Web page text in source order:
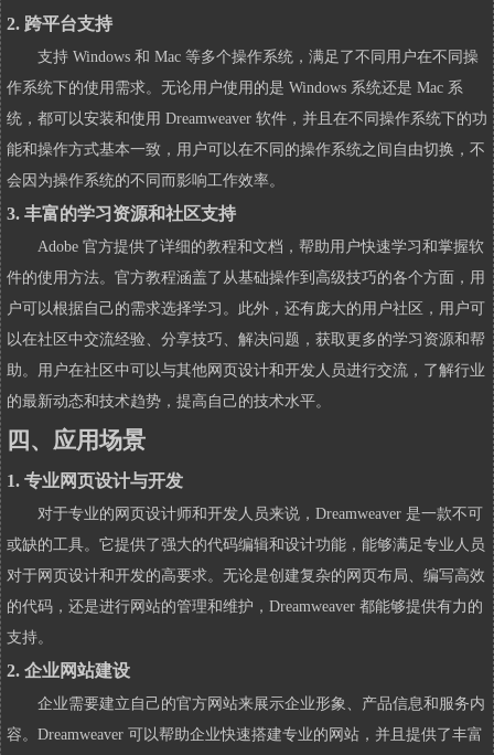
2. 跨平台支持
支持 Windows 和 Mac 等多个操作系统，满足了不同用户在不同操
作系统下的使用需求。无论用户使用的是 Windows 系统还是 Mac 系
统，都可以安装和使用 Dreamweaver 软件，并且在不同操作系统下的功
能和操作方式基本一致，用户可以在不同的操作系统之间自由切换，不
会因为操作系统的不同而影响工作效率。
3. 丰富的学习资源和社区支持
Adobe 官方提供了详细的教程和文档，帮助用户快速学习和掌握软
件的使用方法。官方教程涵盖了从基础操作到高级技巧的各个方面，用
户可以根据自己的需求选择学习。此外，还有庞大的用户社区，用户可
以在社区中交流经验、分享技巧、解决问题，获取更多的学习资源和帮
助。用户在社区中可以与其他网页设计和开发人员进行交流，了解行业
的最新动态和技术趋势，提高自己的技术水平。
四、应用场景
1. 专业网页设计与开发
对于专业的网页设计师和开发人员来说，Dreamweaver 是一款不可
或缺的工具。它提供了强大的代码编辑和设计功能，能够满足专业人员
对于网页设计和开发的高要求。无论是创建复杂的网页布局、编写高效
的代码，还是进行网站的管理和维护，Dreamweaver 都能够提供有力的
支持。
2. 企业网站建设
企业需要建立自己的官方网站来展示企业形象、产品信息和服务内
容。Dreamweaver 可以帮助企业快速搭建专业的网站，并且提供了丰富